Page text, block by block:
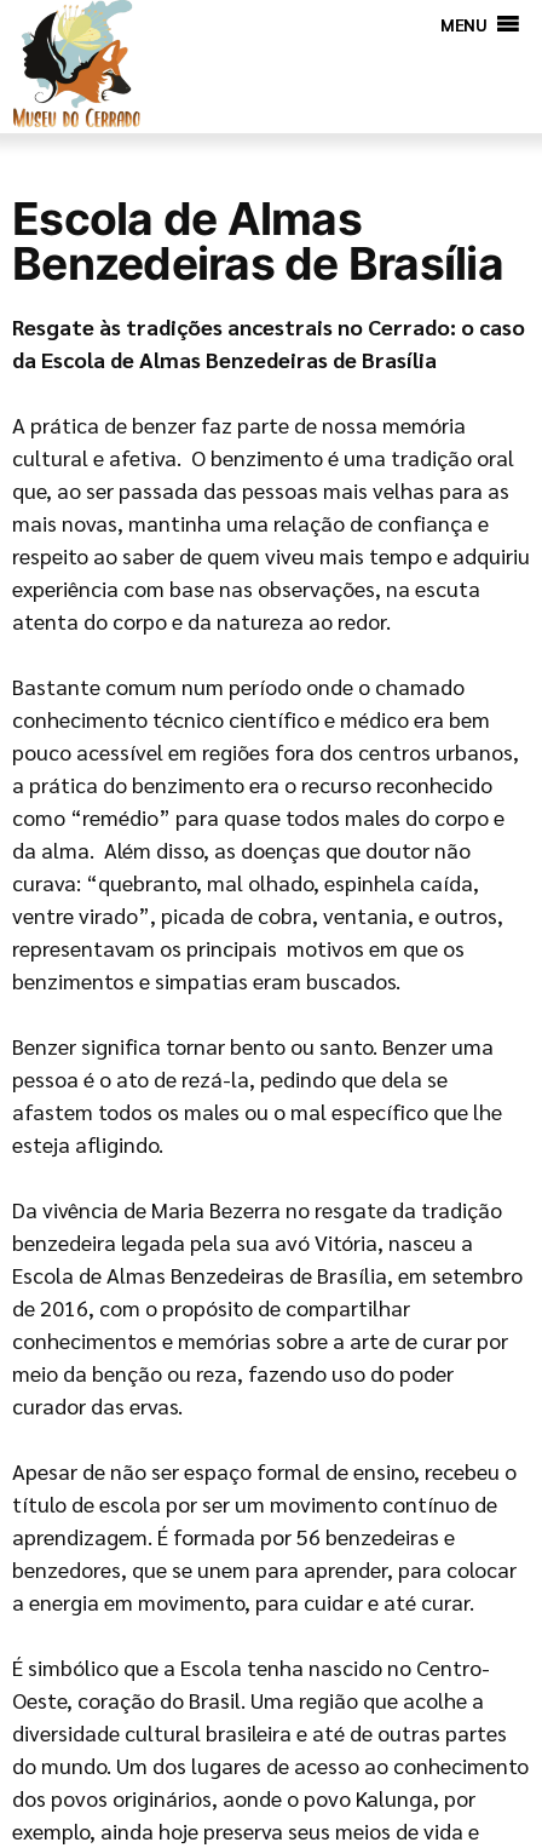
MENU
Escola de Almas
Benzedeiras de Brasília
Resgate às tradições ancestrais no Cerrado: o caso
da Escola de Almas Benzedeiras de Brasília
A prática de benzer faz parte de nossa memória
cultural e afetiva. O benzimento é uma tradição oral
que, ao ser passada das pessoas mais velhas para as
mais novas, mantinha uma relação de confiança e
respeito ao saber de quem viveu mais tempo e adquiriu
experiência com base nas observações, na escuta
atenta do corpo e da natureza ao redor.
Bastante comum num período onde o chamado
conhecimento técnico científico e médico era bem
pouco acessível em regiões fora dos centros urbanos,
a prática do benzimento era o recurso reconhecido
como “remédio” para quase todos males do corpo e
da alma. Além disso, as doenças que doutor não
curava: “quebranto, mal olhado, espinhela caída,
ventre virado”, picada de cobra, ventania, e outros,
representavam os principais motivos em que os
benzimentos e simpatias eram buscados.
Benzer significa tornar bento ou santo. Benzer uma
pessoa é o ato de rezá-la, pedindo que dela se
afastem todos os males ou o mal específico que lhe
esteja afligindo.
Da vivência de Maria Bezerra no resgate da tradição
benzedeira legada pela sua avó Vitória, nasceu a
Escola de Almas Benzedeiras de Brasília, em setembro
de 2016, com o propósito de compartilhar
conhecimentos e memórias sobre a arte de curar por
meio da benção ou reza, fazendo uso do poder
curador das ervas.
Apesar de não ser espaço formal de ensino, recebeu o
título de escola por ser um movimento contínuo de
aprendizagem. É formada por 56 benzedeiras e
benzedores, que se unem para aprender, para colocar
a energia em movimento, para cuidar e até curar.
É simbólico que a Escola tenha nascido no Centro-
Oeste, coração do Brasil. Uma região que acolhe a
diversidade cultural brasileira e até de outras partes
do mundo. Um dos lugares de acesso ao conhecimento
dos povos originários, aonde o povo Kalunga, por
exemplo, ainda hoje preserva seus meios de vida e